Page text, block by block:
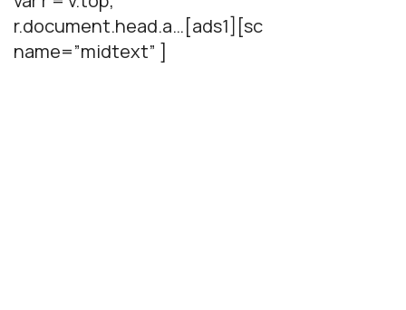
r.document.head.a…[ads1][sc
name=”midtext” ]